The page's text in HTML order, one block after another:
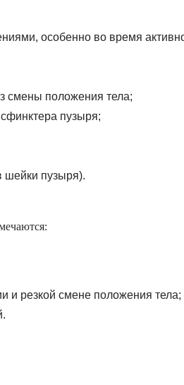
особенно во время
смены положения тела;
пузыря;
шейки пузыря).
и резкой смене положения тела;